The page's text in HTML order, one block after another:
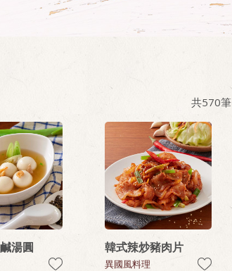
共570筆
湯圓 韓式辣炒豬肉片
異國風料理